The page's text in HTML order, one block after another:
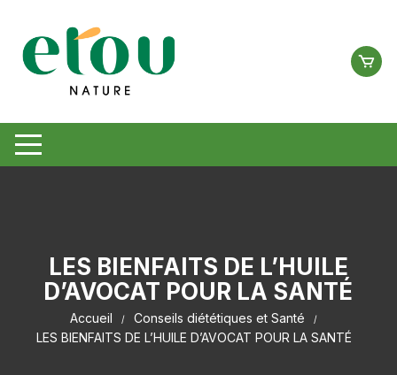
LES BIENFAITS DE L’HUILE
D’AVOCAT POUR LA SANTÉ
Accueil
Conseils diététiques et Santé
LES BIENFAITS DE L’HUILE D’AVOCAT POUR LA SANTÉ